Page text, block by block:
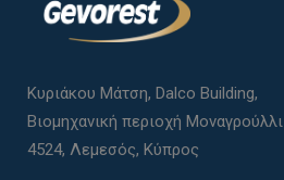
Κυριάκου Μάτση, Dalco Building,
Βιομηχανική περιοχή Μοναγρούλλι
4524, Λεμεσός, Κύπρος